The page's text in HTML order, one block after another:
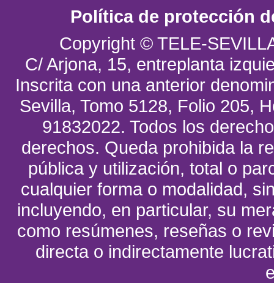
Política de protección
Copyright © TELE-
C/ Arjona, 15, entreplanta
Inscrita con una anterior
Sevilla, Tomo 5128, Folio 205,
91832022. Todos los
derechos. Queda prohibida la
pública y utilización, total o
cualquier forma o modalidad,
incluyendo, en particular, su
como resúmenes, reseñas o
directa o indirectamente